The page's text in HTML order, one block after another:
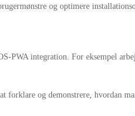
og optimere
PWA integration. For eksempel
forklare og demonstrere, hvordan